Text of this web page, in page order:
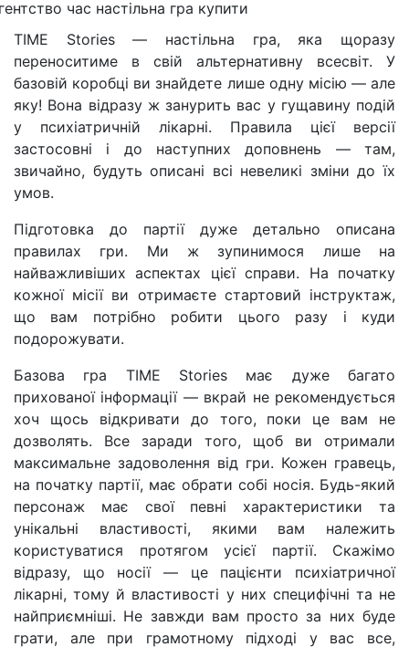
TIME Stories — настільна гра, яка щоразу
переноситиме в свій альтернативну всесвіт. У
базовій коробці ви знайдете лише одну місію — але
яку! Вона відразу ж занурить вас у гущавину подій
у психіатричній лікарні. Правила цієї версії
застосовні і до наступних доповнень — там,
звичайно, будуть описані всі невеликі зміни до їх
умов.
Підготовка до партії дуже детально описана
правилах гри. Ми ж зупинимося лише на
найважливіших аспектах цієї справи. На початку
кожної місії ви отримаєте стартовий інструктаж,
що вам потрібно робити цього разу і куди
подорожувати.
Базова гра TIME Stories має дуже багато
прихованої інформації — вкрай не рекомендується
хоч щось відкривати до того, поки це вам не
дозволять. Все заради того, щоб ви отримали
максимальне задоволення від гри. Кожен гравець,
на початку партії, має обрати собі носія. Будь-який
персонаж має свої певні характеристики та
унікальні властивості, якими вам належить
користуватися протягом усієї партії. Скажімо
відразу, що носії — це пацієнти психіатричної
лікарні, тому й властивості у них специфічні та не
найприємніші. Не завжди вам просто за них буде
грати, але при грамотному підході у вас все,